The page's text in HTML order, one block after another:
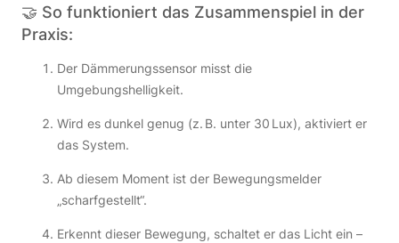
🤝 So funktioniert das Zusammenspiel in der
Praxis:
Der Dämmerungssensor misst die
Umgebungshelligkeit.
Wird es dunkel genug (z. B. unter 30 Lux), aktiviert er
das System.
Ab diesem Moment ist der Bewegungsmelder
„scharfgestellt“.
Erkennt dieser Bewegung, schaltet er das Licht ein –